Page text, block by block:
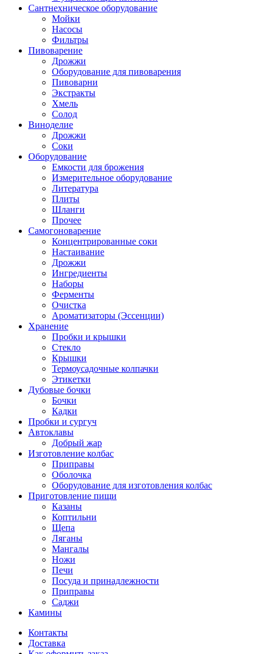
Сантнехническое оборудование
Мойки
Насосы
Фильтры
Пивоварение
Дрожжи
Оборудование для пивоварения
Пивоварни
Экстракты
Хмель
Солод
Виноделие
Дрожжи
Соки
Оборудование
Емкости для брожения
Измерительное оборудование
Литература
Плиты
Шланги
Прочее
Самогоноварение
Концентрированные соки
Настаивание
Дрожжи
Ингредиенты
Наборы
Ферменты
Очистка
Ароматизаторы (Эссенции)
Хранение
Пробки и крышки
Стекло
Крышки
Термоусадочные колпачки
Этикетки
Дубовые бочки
Бочки
Кадки
Пробки и сургуч
Автоклавы
Добрый жар
Изготовление колбас
Приправы
Оболочка
Оборудование для изготовления колбас
Приготовление пищи
Казаны
Коптильни
Щепа
Ляганы
Мангалы
Ножи
Печи
Посуда и принадлежности
Приправы
Саджи
Камины
Контакты
Доставка